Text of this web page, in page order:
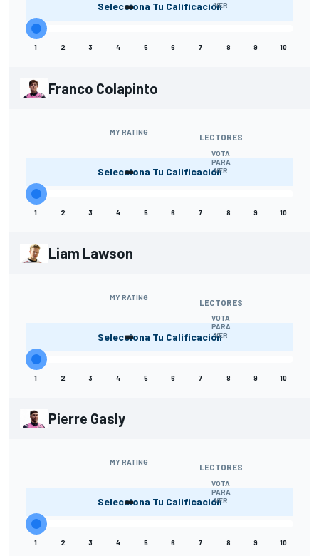
VER
Selecciona Tu Calificación
1 2 3 4 5 6 7 8 9 10
Franco Colapinto
MY RATING
-
LECTORES
VOTA
PARA
VER
Selecciona Tu Calificación
1 2 3 4 5 6 7 8 9 10
Liam Lawson
MY RATING
-
LECTORES
VOTA
PARA
VER
Selecciona Tu Calificación
1 2 3 4 5 6 7 8 9 10
Pierre Gasly
MY RATING
-
LECTORES
VOTA
PARA
VER
Selecciona Tu Calificación
1 2 3 4 5 6 7 8 9 10